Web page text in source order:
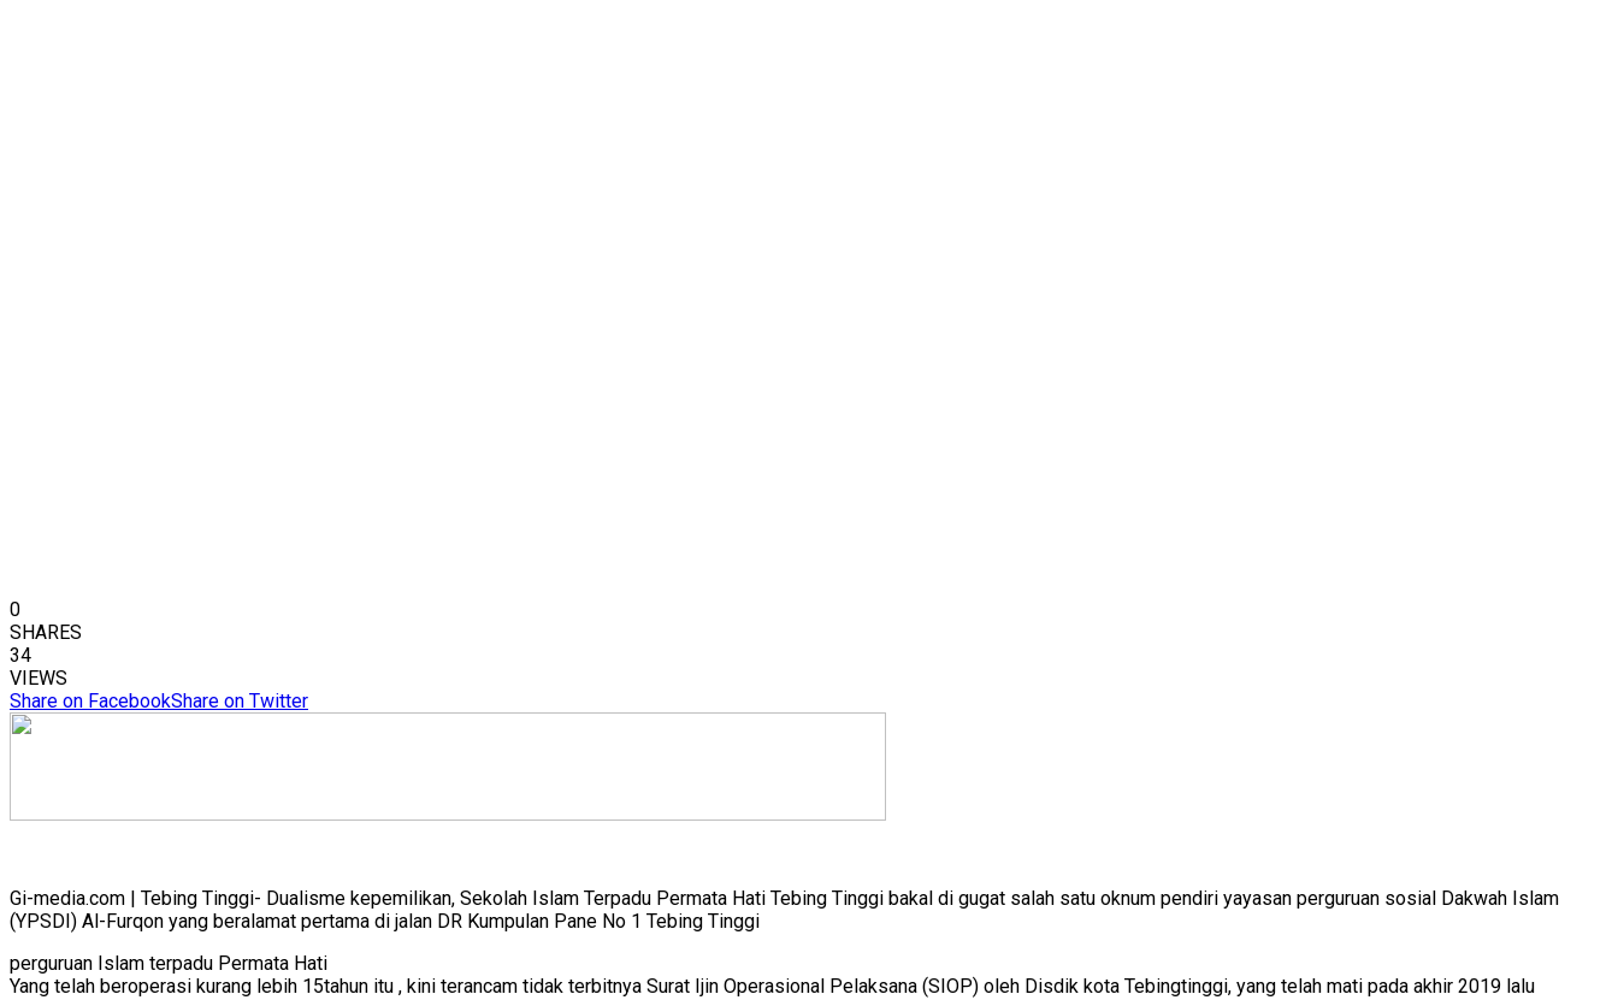
0
SHARES
34
VIEWS
Share on FacebookShare on Twitter
Gi-media.com | Tebing Tinggi- Dualisme kepemilikan, Sekolah Islam Terpadu Permata Hati Tebing Tinggi bakal di gugat salah satu oknum pendiri yayasan perguruan sosial Dakwah Islam
(YPSDI) Al-Furqon yang beralamat pertama di jalan DR Kumpulan Pane No 1 Tebing Tinggi
perguruan Islam terpadu Permata Hati
Yang telah beroperasi kurang lebih 15tahun itu , kini terancam tidak terbitnya Surat Ijin Operasional Pelaksana (SIOP) oleh Disdik kota Tebingtinggi, yang telah mati pada akhir 2019 lalu